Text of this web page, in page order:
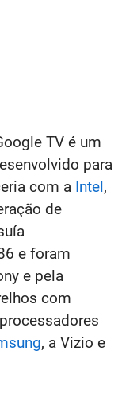
TV é um
para
com a Intel,
de
e foram
e pela
com
, a Vizio e